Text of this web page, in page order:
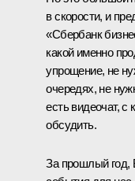
в скорости, и
«Сбербанк
какой именно
упрощение, не
очередях, не
есть видеочат,
обсудить.
За прошлый год,